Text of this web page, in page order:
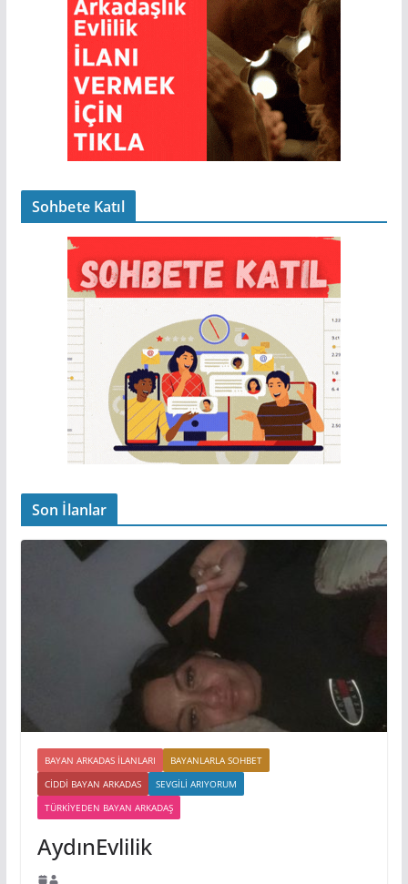
Sohbete Katıl
Son İlanlar
BAYAN ARKADAS ILANLARI
BAYANLARLA SOHBET
CIDDI BAYAN ARKADAS
SEVGILI ARIYORUM
TÜRKIYEDEN BAYAN ARKADAŞ
AydınEvlilik